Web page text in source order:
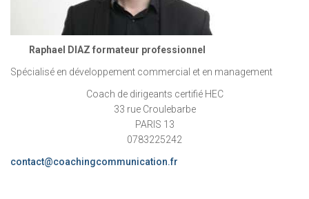
Raphael DIAZ formateur professionnel
Spécialisé en développement commercial et en management
Coach de dirigeants certifié HEC
33 rue Croulebarbe
PARIS 13
0783225242
contact@coachingcommunication.fr